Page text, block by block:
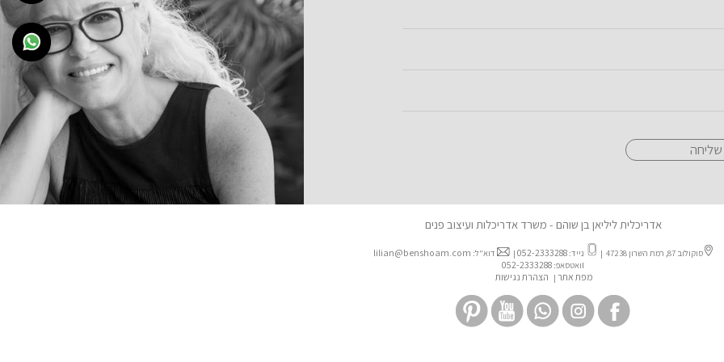
שליחה
אדריכלית ליליאן בן שוהם - משרד אדריכלות ועיצוב פנים
סוקולוב 87, רמת השרון 47238 | נייד:052-2333288
| דוא"ל: lilian@benshoam.com
וואטסאפ:052-2333288
מפת אתר | הצהרת נגישות